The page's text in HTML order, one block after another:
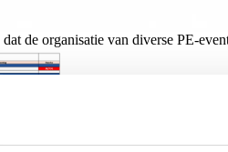
de organisatie van diverse PE-